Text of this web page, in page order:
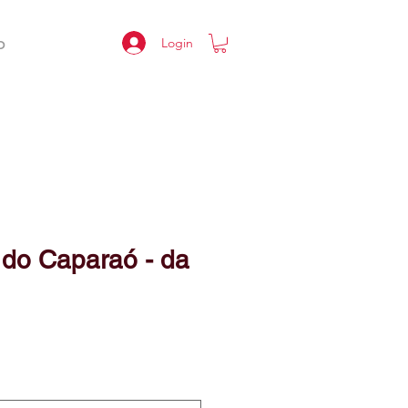
Login
Caparaó - da